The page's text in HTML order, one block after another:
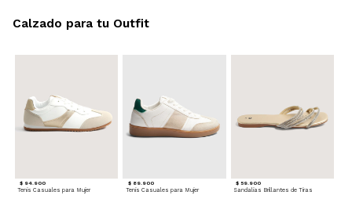
$ 94.900
Tenis Casuales para Mujer
$ 89.900
Tenis Casuales para Mujer
$ 59.900
Sandalias Brillantes de Tiras
Calzado para tu Outfit